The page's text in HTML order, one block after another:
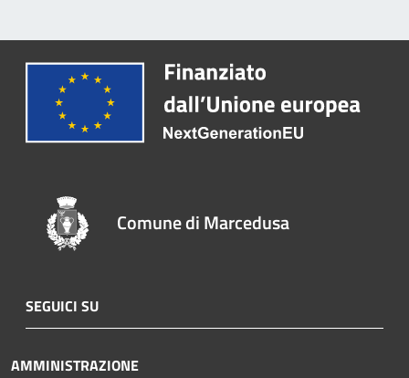
Comune di Marcedusa
SEGUICI SU
AMMINISTRAZIONE